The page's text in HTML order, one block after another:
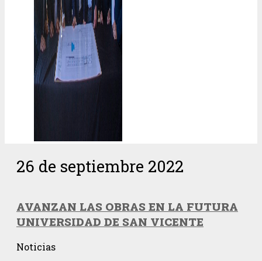
26 de septiembre 2022
AVANZAN LAS OBRAS EN LA FUTURA
UNIVERSIDAD DE SAN VICENTE
Noticias